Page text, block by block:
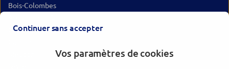
Bois-Colombes
Clamart
Continuer sans accepter
Vos paramètres de cookies